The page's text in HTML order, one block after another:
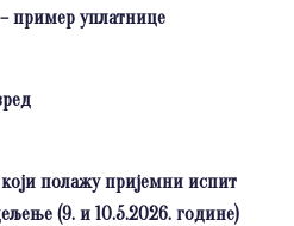
пример уплатнице
полажу пријемни испит
(9. и 10.5.2026. године)